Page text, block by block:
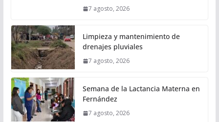
7 agosto, 2026
Limpieza y mantenimiento de
drenajes pluviales
7 agosto, 2026
Semana de la Lactancia Materna en
Fernández
7 agosto, 2026